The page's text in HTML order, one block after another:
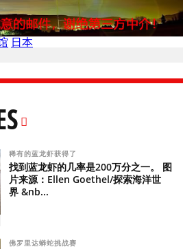
日本
稀有的蓝龙虾获得了
找到蓝龙虾的几率是200万分之一。 图
片来源：Ellen Goethel/探索海洋世
界 &nb...
佛罗里达蟒蛇挑战赛